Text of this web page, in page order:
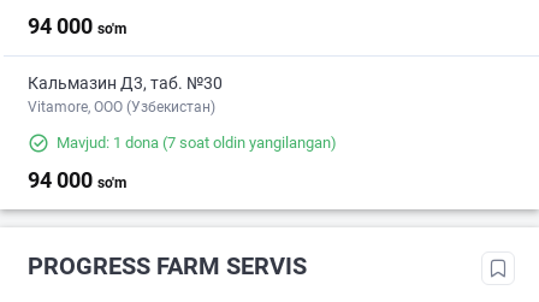
94 000 so'm
Кальмазин Д3, таб. №30
Vitamore, OOO (Узбекистан)
Mavjud: 1 dona (7 soat oldin yangilangan)
94 000 so'm
PROGRESS FARM SERVIS